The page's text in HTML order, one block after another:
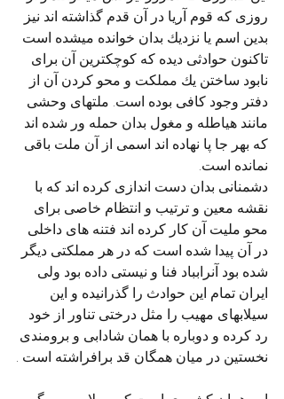
روزی که قوم آریا در آن قدم گذاشته اند نیز
بدین اسم يا نزديك بدان خوانده میشده است
تاکنون حوادثی دیده که کوچکترین آن برای
نابود ساختن يك مملکت و محو کردن آن از
دفتر وجود کافی بوده است. ملتهای وحشی
مانند هیاطله و مغول بدان حمله ور شده اند
که بهر جا پا نهاده اند اسمی از آن ملت باقی
نمانده است.
دشمنانی بدان دست اندازی کرده اند که با
نقشه معین و ترتیب و انتظام خاصی برای
محو ملیت آن کار کرده اند فتنه های داخلی
در آن پیدا شده است که در هر مملکتی دیگر
شده بود آنرابباد فنا و نیستی داده بود ولی
ایران تمام این حوادث را گذرانیده و این
سیلابهای مهیب را مثل درختی تناور از خود
رد کرده و دوباره با همان شادابی و برومندی
نخستین در میان همگان قد برافراشته است .